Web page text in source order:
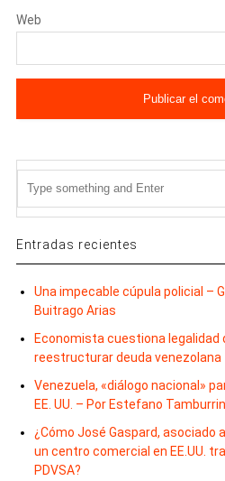
Web
Entradas recientes
Una impecable cúpula policial –
Buitrago Arias
Economista cuestiona legalidad
reestructurar deuda venezolana
Venezuela, «diálogo nacional»
EE. UU. – Por Estefano
¿Cómo José Gaspard, asociado
un centro comercial en EE.UU.
PDVSA?